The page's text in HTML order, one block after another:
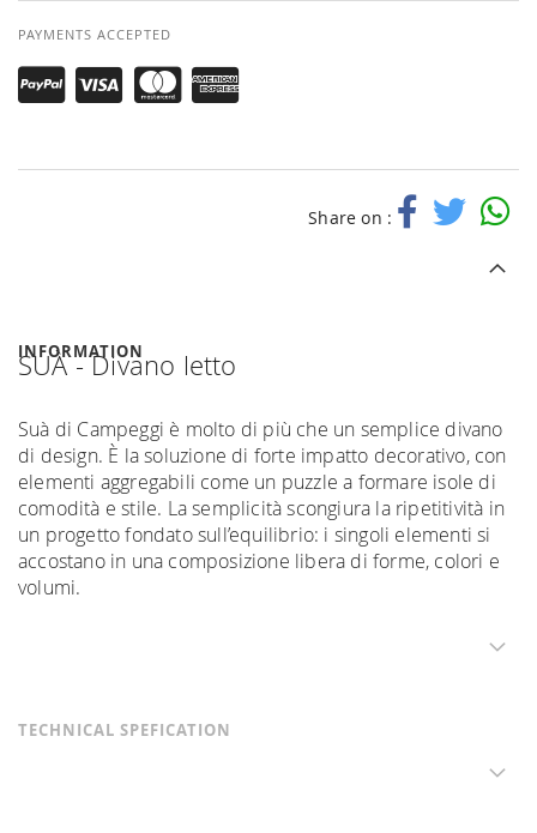
PAYMENTS ACCEPTED
Share on :
INFORMATION
SUÀ - Divano letto
Suà di Campeggi è molto di più che un semplice divano
di design. È la soluzione di forte impatto decorativo, con
elementi aggregabili come un puzzle a formare isole di
comodità e stile. La semplicità scongiura la ripetitività in
un progetto fondato sull’equilibrio: i singoli elementi si
accostano in una composizione libera di forme, colori e
volumi.
TECHNICAL SPEFICATION